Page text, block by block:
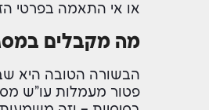
או אי התאמה בפרטי
מה מקבלים
הבשורה הטובה היא
פטור מעמלות עו"ש